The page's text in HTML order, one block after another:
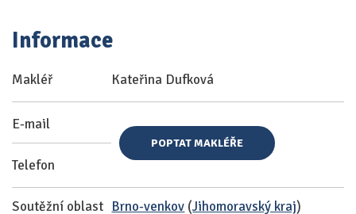
Informace
Makléř Kateřina Dufková
E-mail
Telefon
POPTAT MAKLÉŘE
Soutěžní oblast Brno-venkov (Jihomoravský kraj)